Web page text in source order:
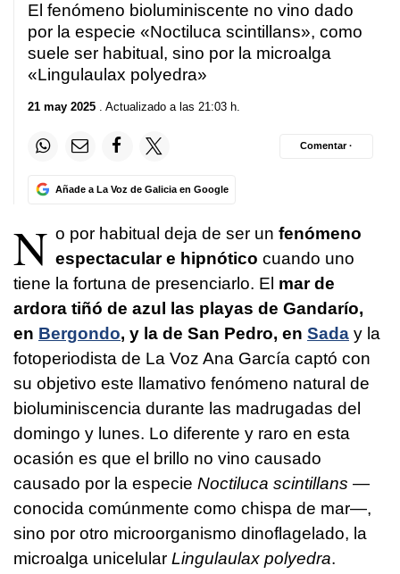
minute,
seconds
El fenómeno bioluminiscente no vino dado
por la especie «Noctiluca scintillans», como
suele ser habitual, sino por la microalga
«Lingulaulax polyedra»
21 may 2025 . Actualizado a las 21:03 h.
Añade a La Voz de Galicia en Google
Comentar ·
N o por habitual deja de ser un fenómeno
espectacular e hipnótico cuando uno
tiene la fortuna de presenciarlo. El mar de
ardora tiñó de azul las playas de Gandarío,
en Bergondo, y la de San Pedro, en Sada y la
fotoperiodista de La Voz Ana García captó con
su objetivo este llamativo fenómeno natural de
bioluminiscencia durante las madrugadas del
domingo y lunes. Lo diferente y raro en esta
ocasión es que el brillo no vino causado
causado por la especie Noctiluca scintillans —
conocida comúnmente como chispa de mar—,
sino por otro microorganismo dinoflagelado, la
microalga unicelular Lingulaulax polyedra.